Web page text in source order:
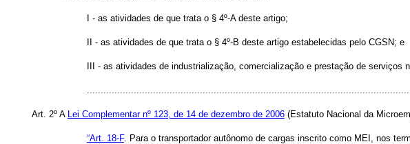
I - as atividades de que trata o § 4º-A deste artigo;
II - as atividades de que trata o § 4º-B deste artigo estabelecidas pelo CGSN; e
III - as atividades de industrialização, comercialização e prestação de serviços
Art. 2º A Lei Complementar nº 123, de 14 de dezembro de 2006(Estatuto Nacional da
“Art. 18-F. Para o transportador autônomo de cargas inscrito como MEI, nos